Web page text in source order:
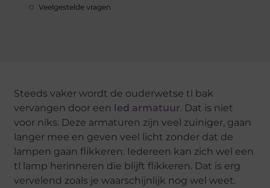
Veelgestelde vragen
Steeds vaker wordt de ouderwetse tl bak
vervangen door een led armatuur. Dat is niet
voor niks. Deze armaturen zijn veel zuiniger, gaan
langer mee en geven veel licht zonder dat de
lampen gaan flikkeren. Iedereen kan zich wel een
tl lamp herinneren die blijft flikkeren. Dat is erg
vervelend zoals je waarschijnlijk nog wel weet.